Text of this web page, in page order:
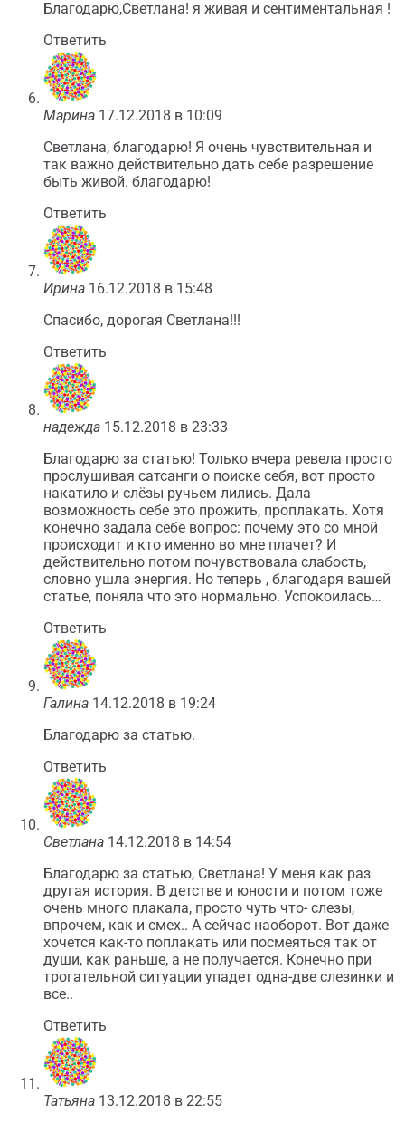
Благодарю,Светлана! я живая и сентиментальная !
Ответить
Марина 17.12.2018 в 10:09
Светлана, благодарю! Я очень чувствительная и
так важно действительно дать себе разрешение
быть живой. благодарю!
Ответить
Ирина 16.12.2018 в 15:48
Спасибо, дорогая Светлана!!!
Ответить
надежда 15.12.2018 в 23:33
Благодарю за статью! Только вчера ревела просто
прослушивая сатсанги о поиске себя, вот просто
накатило и слёзы ручьем лились. Дала
возможность себе это прожить, проплакать. Хотя
конечно задала себе вопрос: почему это со мной
происходит и кто именно во мне плачет? И
действительно потом почувствовала слабость,
словно ушла энергия. Но теперь , благодаря вашей
статье, поняла что это нормально. Успокоилась…
Ответить
Галина 14.12.2018 в 19:24
Благодарю за статью.
Ответить
Светлана 14.12.2018 в 14:54
Благодарю за статью, Светлана! У меня как раз
другая история. В детстве и юности и потом тоже
очень много плакала, просто чуть что- слезы,
впрочем, как и смех.. А сейчас наоборот. Вот даже
хочется как-то поплакать или посмеяться так от
души, как раньше, а не получается. Конечно при
трогательной ситуации упадет одна-две слезинки и
все..
Ответить
Татьяна 13.12.2018 в 22:55